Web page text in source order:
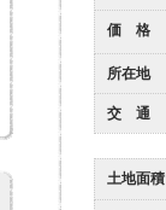
価 格
所在地
交 通
土地面積